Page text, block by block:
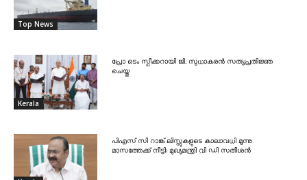
Top News
Kerala
പ്രോ ടെം സ്പീക്കറായി ജി. സുധാകരൻ സത്യപ്രതിജ്ഞ
ചെയ്തു
പിഎസ് സി റാങ്ക് ലിസ്റ്റുകളുടെ കാലാവധി മൂന്നു
മാസത്തേക്ക് നീട്ടി: മുഖ്യമന്ത്രി വി ഡി സതീശൻ